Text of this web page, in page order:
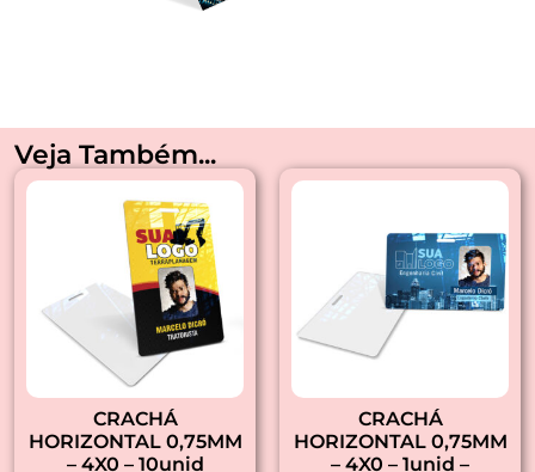
Veja Também...
CRACHÁ
HORIZONTAL 0,75MM
– 4X0 – 10unid
CRACHÁ
HORIZONTAL 0,75MM
– 4X0 – 1unid –